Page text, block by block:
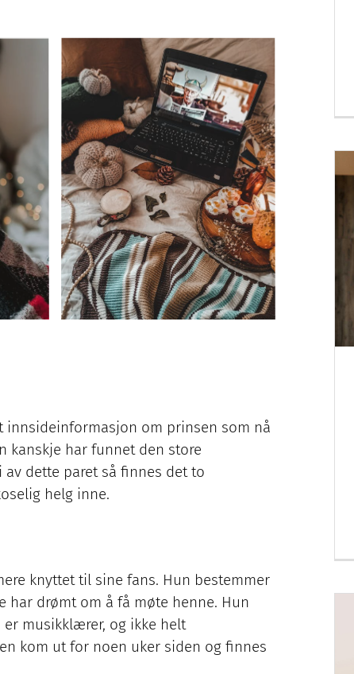
om prinsen som nå
kanskje har funnet den store
dette paret så finnes det to
helg inne.
knyttet til sine fans. Hun bestemmer
har drømt om å få møte henne. Hun
musikklærer, og ikke helt
kom ut for noen uker siden og finnes